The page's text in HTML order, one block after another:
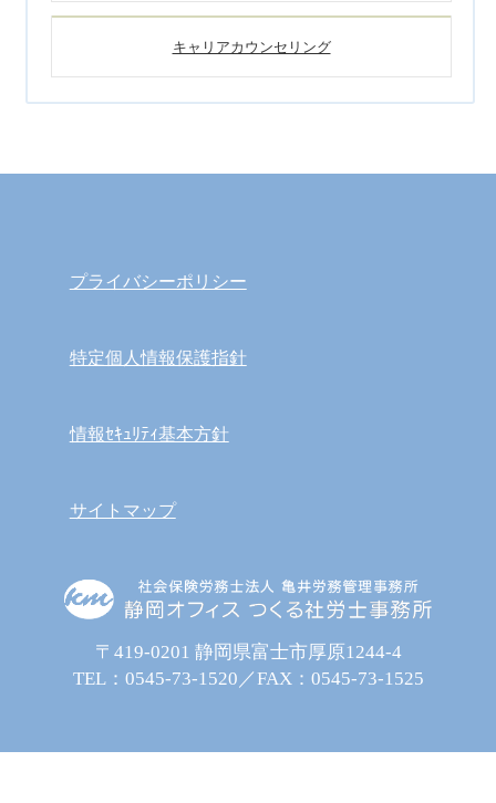
キャリアカウンセリング
プライバシーポリシー
特定個人情報保護指針
情報ｾｷｭﾘﾃｨ基本方針
サイトマップ
〒419-0201 静岡県富士市厚原1244-4
TEL： 0545-73-1520 ／FAX：0545-73-1525